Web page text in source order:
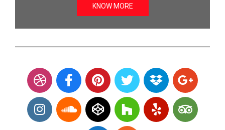
KNOW MORE